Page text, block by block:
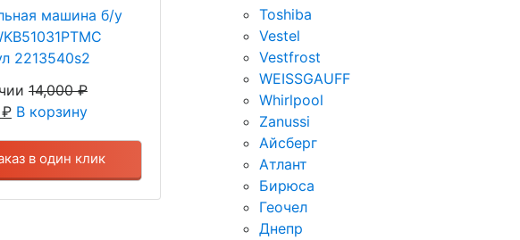
машина б/у
2213540s2
14,000₽
₽ В корзину
в один клик
Toshiba
Vestel
Vestfrost
WEISSGAUFF
Whirlpool
Zanussi
Айсберг
Атлант
Бирюса
Геочел
Днепр